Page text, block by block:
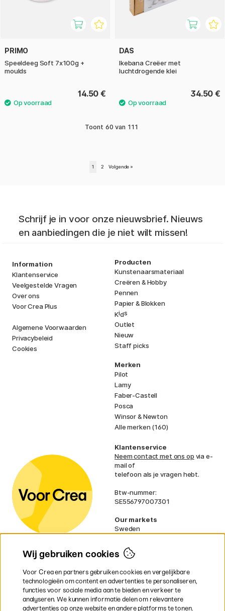
PRIMO
Speeldeeg Soft 7x100g +
moulds
14.50 €
DAS
Ikebana Creëer met
luchtdrogende klei
34.50 €
Toont 60 van 111
1 2 Volgende »
Schrijf je in voor onze nieuwsbrief. Nieuws
en aanbiedingen die je niet wilt missen!
Information
Klantenservice
Veelgestelde Vragen
Over ons
Voor Crea Plus
Algemene Voorwaarden
Privacybeleid
Cookies
Producten
Kunstenaarsmateriaal
Creëren & Hobby
Pennen
Papier & Blokken
Kids
Outlet
Nieuw
Staff picks
Merken
Pilot
Lamy
Faber-Castell
Posca
Winsor & Newton
Alle merken (160)
Klantenservice
Neem contact met ons op via e-
mail of
telefoon als je vragen hebt.
Btw-nummer:
SE556797007301
Our markets
Sweden
Denmark
Finland
Ireland
Germany
UK
EU
Wij gebruiken cookies
Voor Crea en partners gebruiken cookies en vergelijkbare
technologieën om content en advertenties te personaliseren,
functies voor sociale media aan te bieden en verkeer te
analyseren. We kunnen informatie delen om relevantere
advertenties op onze website en andere platforms te tonen.